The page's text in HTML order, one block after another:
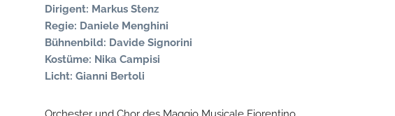
Dirigent: Markus Stenz
Regie: Daniele Menghini
Bühnenbild: Davide Signorini
Kostüme: Nika Campisi
Licht: Gianni Bertoli
Orchester und Chor des Maggio Musicale Fiorentino